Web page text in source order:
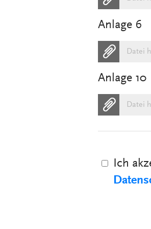
Anlage 6
Datei
Anlage 10
Datei
Ich